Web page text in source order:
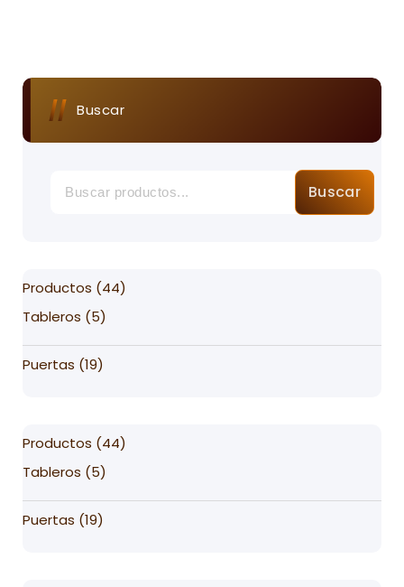
Buscar
Buscar
Productos 4444
Tableros 55
Puertas 1919
Productos 4444
Tableros 55
Puertas 1919